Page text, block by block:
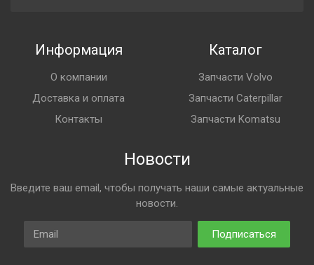
Информация
О компании
Доставка и оплата
Контакты
Каталог
Запчасти Volvo
Запчасти Caterpillar
Запчасти Komatsu
Новости
Введите ваш email, чтобы получать наши самые актуальные
новости.
Email
Подписаться